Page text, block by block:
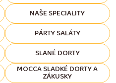
NAŠE SPECIALITY
PÁRTY SALÁTY
SLANÉ DORTY
MOCCA SLADKÉ DORTY A
ZÁKUSKY